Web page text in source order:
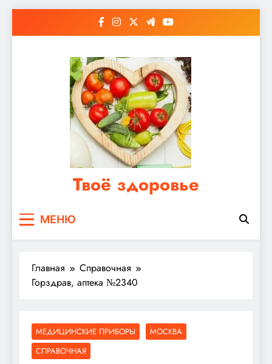
Твоё здоровье
мужском здоровье
МЕНЮ
Главная
Справочная
Горздрав, аптека №2340
МЕДИЦИНСКИЕ ПРИБОРЫ
МОСКВА
СПРАВОЧНАЯ